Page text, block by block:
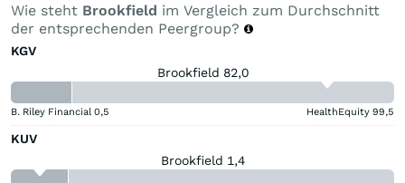
Wie steht Brookfield im Vergleich zum Durchschnitt
der entsprechenden Peergroup?
KGV
Brookfield 82,0
B. Riley Financial 0,5 HealthEquity 99,5
KUV
Brookfield 1,4